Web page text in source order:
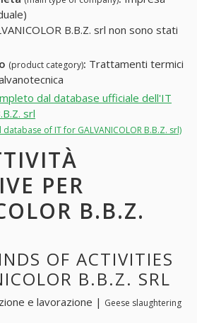
B.B.Z. srl non sono stati
(product category): Trattamenti termici
dal database ufficiale dell'IT
srl
of IT for GALVANICOLOR B.B.Z. srl)
PER
B.B.Z.
OF ACTIVITIES
B.B.Z. SRL
e lavorazione | Geese slaughtering